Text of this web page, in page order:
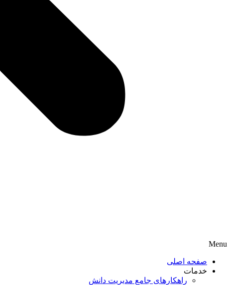
Menu
صفحه اصلی
خدمات
راهکارهای جامع مدیریت دانش